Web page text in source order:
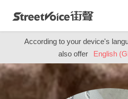
According to your device's
also offer
English